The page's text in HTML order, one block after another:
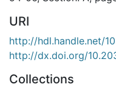
URI
http://hdl.handle.net/
http://dx.doi.org/
Collections